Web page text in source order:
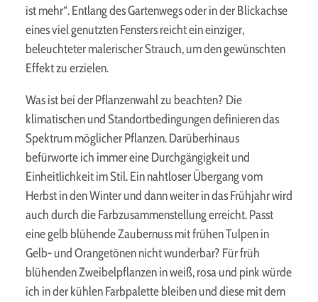
ist mehr“. Entlang des Gartenwegs oder in der Blickachse
eines viel genutzten Fensters reicht ein einziger,
beleuchteter malerischer Strauch, um den gewünschten
Effekt zu erzielen.
Was ist bei der Pflanzenwahl zu beachten? Die
klimatischen und Standortbedingungen definieren das
Spektrum möglicher Pflanzen. Darüberhinaus
befürworte ich immer eine Durchgängigkeit und
Einheitlichkeit im Stil. Ein nahtloser Übergang vom
Herbst in den Winter und dann weiter in das Frühjahr wird
auch durch die Farbzusammenstellung erreicht. Passt
eine gelb blühende Zaubernuss mit frühen Tulpen in
Gelb- und Orangetönen nicht wunderbar? Für früh
blühenden Zweibelpflanzen in weiß, rosa und pink würde
ich in der kühlen Farbpalette bleiben und diese mit dem